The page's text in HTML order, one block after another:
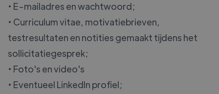
• E-mailadres en wachtwoord;
• Curriculum vitae, motivatiebrieven,
testresultaten en notities gemaakt tijdens het
sollicitatiegesprek;
• Foto's en video's
• Eventueel LinkedIn profiel;